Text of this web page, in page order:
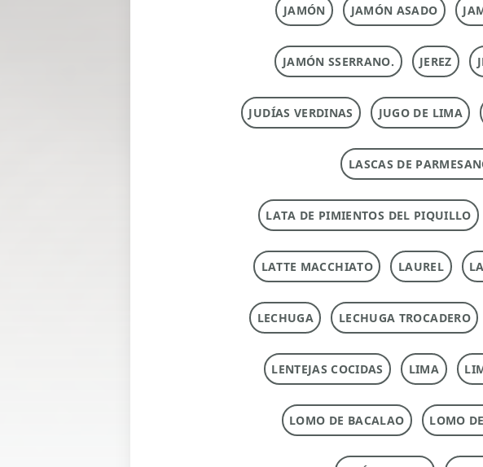
JAMÓN JAMÓN ASADO
JAMÓN SSERRANO. JEREZ
JUDÍAS VERDINAS JUGO DE LIMA
LASCAS DE
LATA DE PIMIENTOS DEL PIQUILLO
LATTE MACCHIATO LAUREL
LECHUGA LECHUGA TROCADERO
LENTEJAS COCIDAS LIMA
LOMO DE BACALAO LOMO